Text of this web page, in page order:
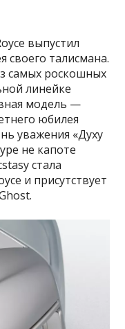
выпустил
своего талисмана.
самых роскошных
линейке
модель —
юбилея
уважения «Духу
не капоте
стала
и присутствует